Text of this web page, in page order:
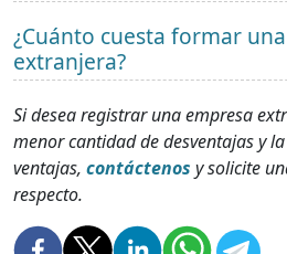
¿Cuánto cuesta formar una
extranjera?
Si desea registrar una empresa
menor cantidad de desventajas y
ventajas, contáctenos y solicite
respecto.